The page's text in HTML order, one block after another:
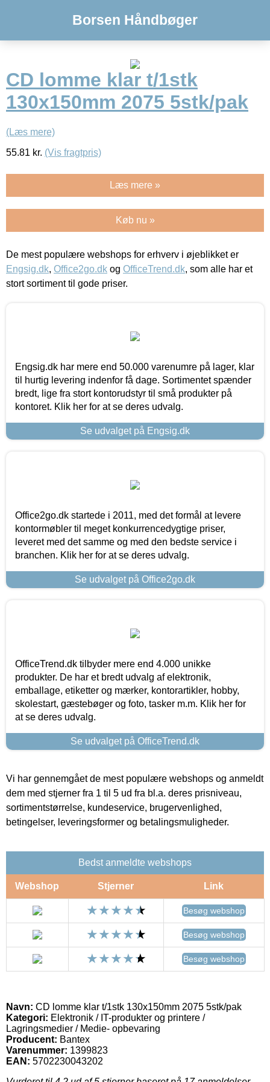
Borsen Håndbøger
CD lomme klar t/1stk
130x150mm 2075 5stk/pak
(Læs mere)
55.81 kr. (Vis fragtpris)
Læs mere »
Køb nu »
De mest populære webshops for erhverv i øjeblikket er
Engsig.dk, Office2go.dk og OfficeTrend.dk, som alle har et
stort sortiment til gode priser.
Engsig.dk har mere end 50.000 varenumre på lager, klar
til hurtig levering indenfor få dage. Sortimentet spænder
bredt, lige fra stort kontorudstyr til små produkter på
kontoret. Klik her for at se deres udvalg.
Se udvalget på Engsig.dk
Office2go.dk startede i 2011, med det formål at levere
kontormøbler til meget konkurrencedygtige priser,
leveret med det samme og med den bedste service i
branchen. Klik her for at se deres udvalg.
Se udvalget på Office2go.dk
OfficeTrend.dk tilbyder mere end 4.000 unikke
produkter. De har et bredt udvalg af elektronik,
emballage, etiketter og mærker, kontorartikler, hobby,
skolestart, gæstebøger og foto, tasker m.m. Klik her for
at se deres udvalg.
Se udvalget på OfficeTrend.dk
Vi har gennemgået de mest populære webshops og anmeldt
dem med stjerner fra 1 til 5 ud fra bl.a. deres prisniveau,
sortimentstørrelse, kundeservice, brugervenlighed,
betingelser, leveringsformer og betalingsmuligheder.
Bedst anmeldte webshops
Webshop Stjerner Link
Besøg webshop
Besøg webshop
Besøg webshop
Navn: CD lomme klar t/1stk 130x150mm 2075 5stk/pak
Kategori: Elektronik / IT-produkter og printere /
Lagringsmedier / Medie- opbevaring
Producent: Bantex
Varenummer: 1399823
EAN: 5702230043202